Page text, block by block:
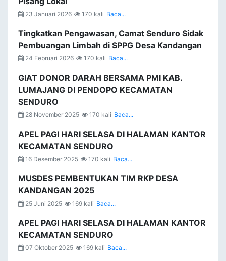
23 Januari 2026 170 kali Baca...
Tingkatkan Pengawasan, Camat Senduro Sidak
Pembuangan Limbah di SPPG Desa Kandangan
24 Februari 2026 170 kali Baca...
GIAT DONOR DARAH BERSAMA PMI KAB.
LUMAJANG DI PENDOPO KECAMATAN
SENDURO
28 November 2025 170 kali Baca...
APEL PAGI HARI SELASA DI HALAMAN KANTOR
KECAMATAN SENDURO
16 Desember 2025 170 kali Baca...
MUSDES PEMBENTUKAN TIM RKP DESA
KANDANGAN 2025
25 Juni 2025 169 kali Baca...
APEL PAGI HARI SELASA DI HALAMAN KANTOR
KECAMATAN SENDURO
07 Oktober 2025 169 kali Baca...